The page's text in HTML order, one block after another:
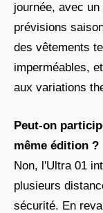
journée, avec
prévisions
des vêtements
imperméables,
aux variations
Peut-on
même édition ?
Non, l'Ultra 01
plusieurs
sécurité. En